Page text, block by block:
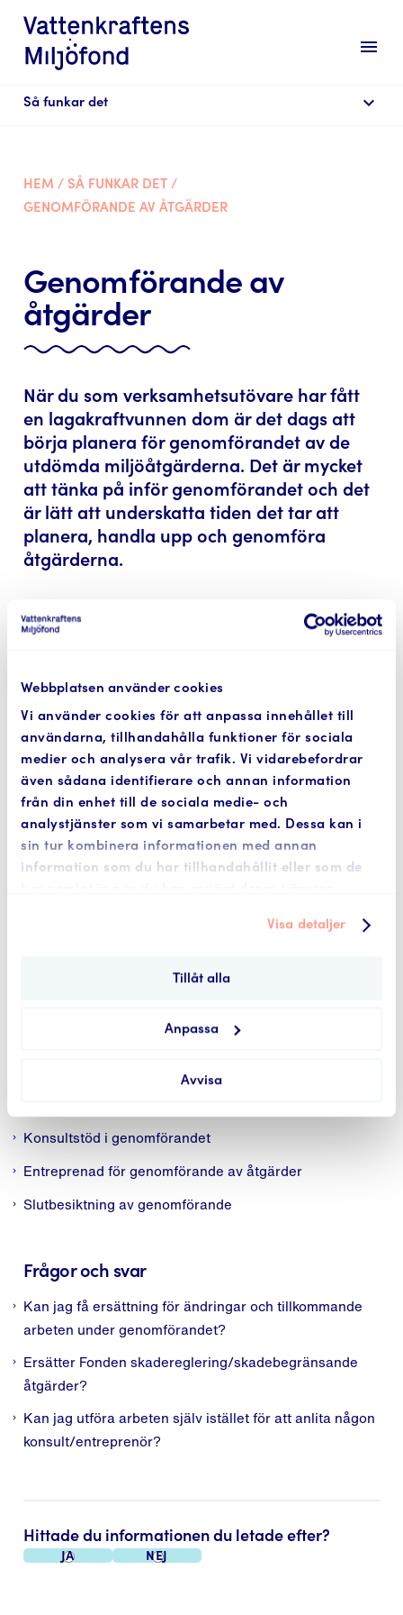
Webbplatsen använder cookies
Vi använder cookies för att anpassa innehållet till
användarna, tillhandahålla funktioner för sociala
medier och analysera vår trafik. Vi vidarebefordrar
även sådana identifierare och annan information
från din enhet till de sociala medie- och
analystjänster som vi samarbetar med. Dessa kan i
sin tur kombinera informationen med annan
information som du har tillhandahållit eller som de
Visa detaljer
Tillåt alla
Anpassa
Avvisa
menu
Så funkar det expand_more
HEM / SÅ FUNKAR DET /
GENOMFÖRANDE AV ÅTGÄRDER
Genomförande av
åtgärder
När du som verksamhetsutövare har fått
en lagakraftvunnen dom är det dags att
börja planera för genomförandet av de
utdömda miljöåtgärderna. Det är mycket
att tänka på inför genomförandet och det
är lätt att underskatta tiden det tar att
planera, handla upp och genomföra
åtgärderna.
Börja med att läsa igenom domen noggrant
och kontrollera ifall du behöver ta hjälp med
konsultstöd innan det är dags att handla upp
entreprenör/-er för själva genomförandet.
Via länkarna nedan hittar du mer information
om vad du sedan behöver tänka på inför och
under genomförandet.
Mer information om förutsättningarna för att
erhålla finansiering kan läsashär.
Planering inför genomförandet
Konsultstöd i genomförandet
Entreprenad för genomförande av åtgärder
Slutbesiktning av genomförande
Frågor och svar
Kan jag få ersättning för ändringar och tillkommande
arbeten under genomförandet?
Ersätter Fonden skadereglering/skadebegränsande
åtgärder?
Kan jag utföra arbeten själv istället för att anlita någon
konsult/entreprenör?
Hittade du informationen du letade efter?
Ja Nej